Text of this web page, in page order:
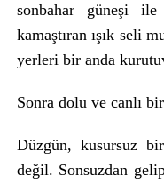
sonbahar güneşi
kamaştıran ışık seli
yerleri bir anda
Sonra dolu ve canlı
Düzgün, kusursuz
değil. Sonsuzdan